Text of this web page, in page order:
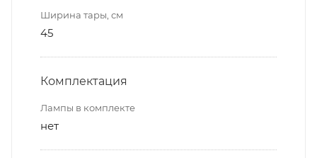
Ширина тары, см
45
Комплектация
Лампы в комплекте
нет